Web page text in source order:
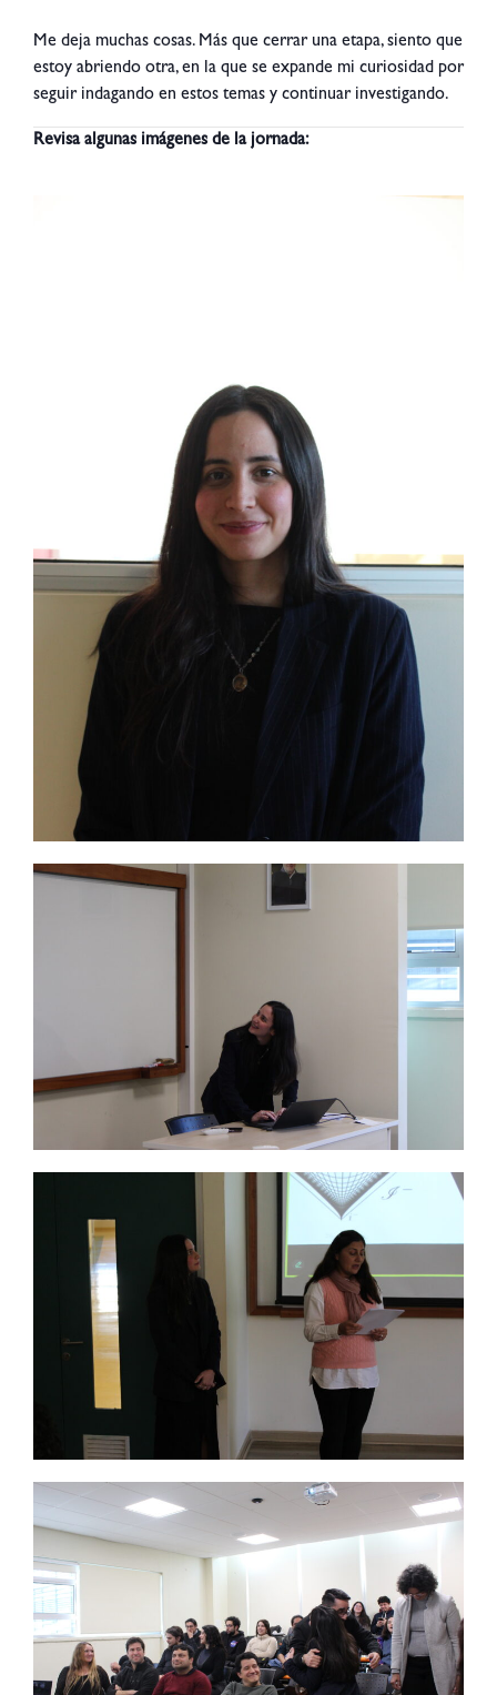
Me deja muchas cosas. Más que cerrar una etapa, siento que
estoy abriendo otra, en la que se expande mi curiosidad por
seguir indagando en estos temas y continuar investigando.
Revisa algunas imágenes de la jornada: